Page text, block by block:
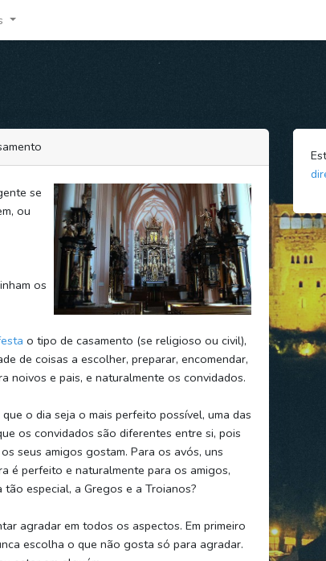
se
ou
os
o tipo de casamento (se religioso ou civil),
de coisas a escolher, preparar, encomendar,
noivos e pais, e naturalmente os convidados.
o dia seja o mais perfeito possível, uma das
os convidados são diferentes entre si, pois
seus amigos gostam. Para os avós, uns
é perfeito e naturalmente para os amigos,
especial, a Gregos e a Troianos?
agradar em todos os aspectos. Em primeiro
escolha o que não gosta só para agradar.